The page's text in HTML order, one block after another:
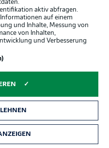
21. "Erinnerungstag
1945 wurde das
Auschwitz-
Fußball greift dieses
deportierten und
© IMAGO/nordphoto GmbH/ Witke
aktiv abfragen.
auf einem
und Inhalte, Messung von
von Inhalten,
und Verbesserung